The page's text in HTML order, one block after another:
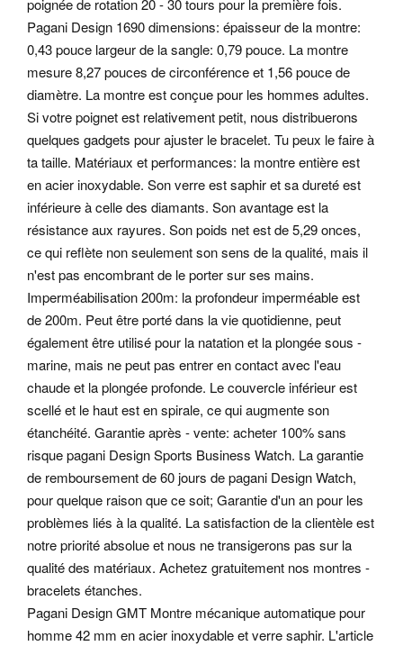
poignée de rotation 20 - 30 tours pour la première fois.
Pagani Design 1690 dimensions: épaisseur de la montre:
0,43 pouce largeur de la sangle: 0,79 pouce. La montre
mesure 8,27 pouces de circonférence et 1,56 pouce de
diamètre. La montre est conçue pour les hommes adultes.
Si votre poignet est relativement petit, nous distribuerons
quelques gadgets pour ajuster le bracelet. Tu peux le faire à
ta taille. Matériaux et performances: la montre entière est
en acier inoxydable. Son verre est saphir et sa dureté est
inférieure à celle des diamants. Son avantage est la
résistance aux rayures. Son poids net est de 5,29 onces,
ce qui reflète non seulement son sens de la qualité, mais il
n'est pas encombrant de le porter sur ses mains.
Imperméabilisation 200m: la profondeur imperméable est
de 200m. Peut être porté dans la vie quotidienne, peut
également être utilisé pour la natation et la plongée sous -
marine, mais ne peut pas entrer en contact avec l'eau
chaude et la plongée profonde. Le couvercle inférieur est
scellé et le haut est en spirale, ce qui augmente son
étanchéité. Garantie après - vente: acheter 100% sans
risque pagani Design Sports Business Watch. La garantie
de remboursement de 60 jours de pagani Design Watch,
pour quelque raison que ce soit; Garantie d'un an pour les
problèmes liés à la qualité. La satisfaction de la clientèle est
notre priorité absolue et nous ne transigerons pas sur la
qualité des matériaux. Achetez gratuitement nos montres -
bracelets étanches.
Pagani Design GMT Montre mécanique automatique pour
homme 42 mm en acier inoxydable et verre saphir. L'article